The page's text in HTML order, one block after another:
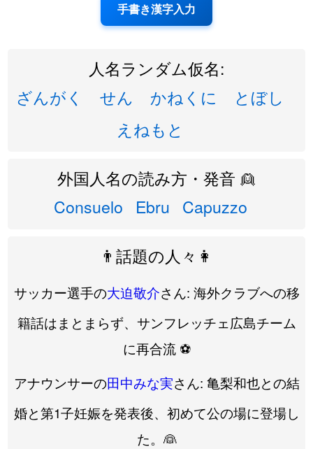
手書き漢字入力
人名ランダム仮名:
ざんがく
せん かねくに
とぼし
えねもと
外国人名の読み方・発音 👱
Consuelo
Ebru Capuzzo
👨話題の人々👩
サッカー選手の大迫敬介さん: 海外クラブへの移
籍話はまとまらず、サンフレッチェ広島チーム
に再合流 ⚽️
アナウンサーの田中みな実さん: 亀梨和也との結
婚と第1子妊娠を発表後、初めて公の場に登場し
た。👰